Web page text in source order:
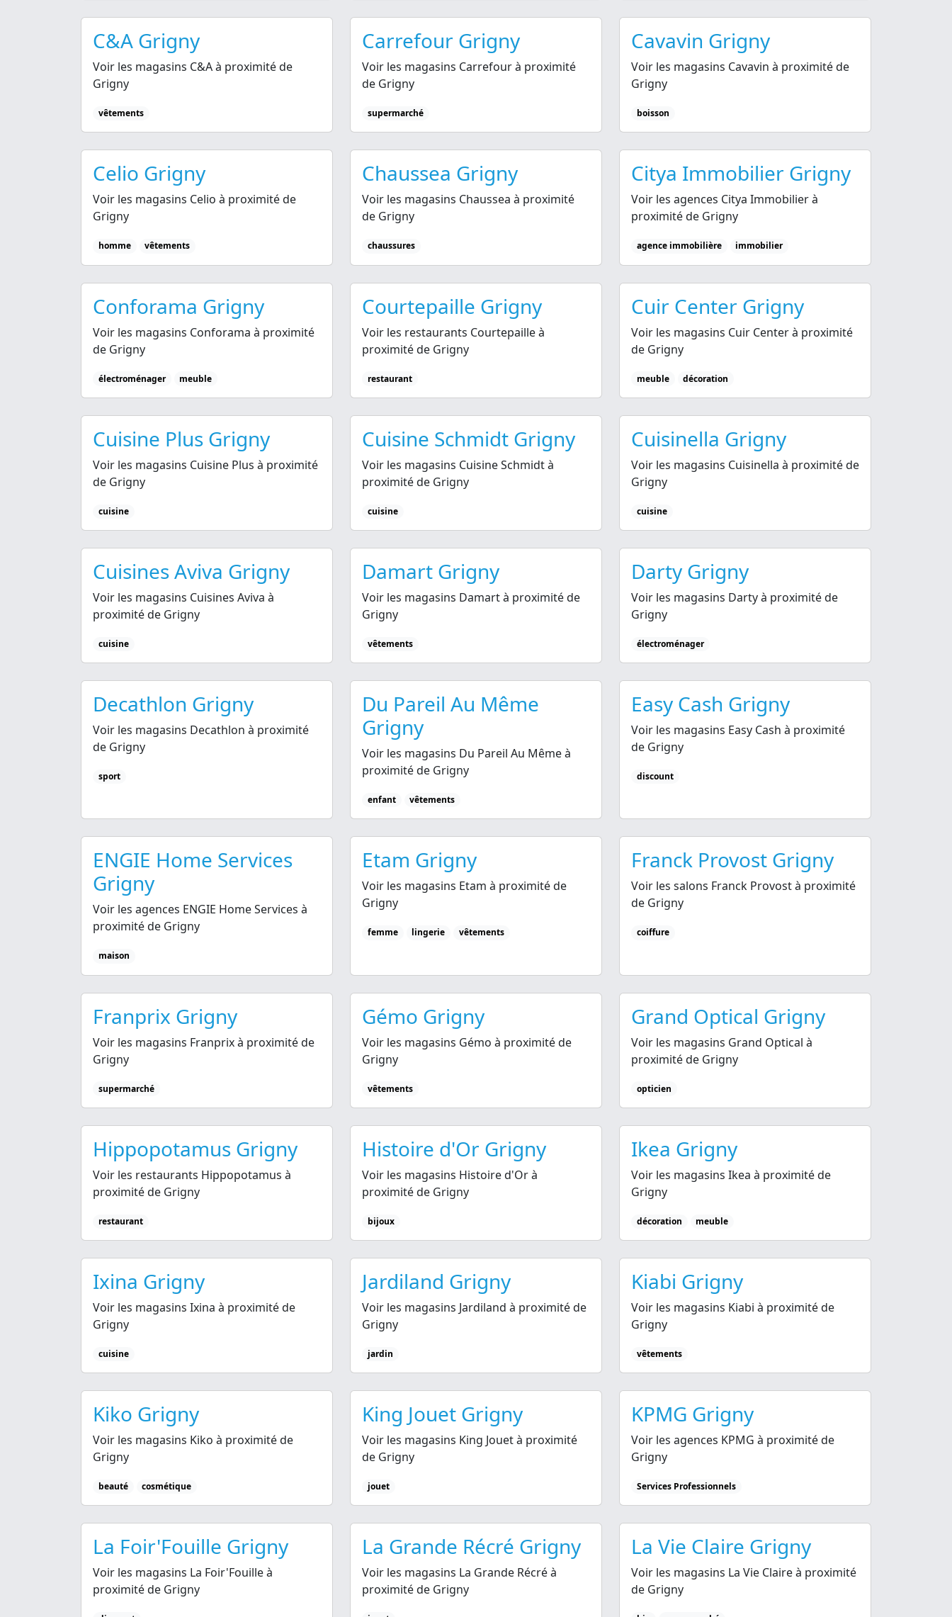
C&A Grigny
Voir les magasins C&A à proximité de
Grigny
vêtements
Carrefour Grigny
Voir les magasins Carrefour à proximité
de Grigny
supermarché
Cavavin Grigny
Voir les magasins Cavavin à proximité de
Grigny
boisson
Celio Grigny
Voir les magasins Celio à proximité de
Grigny
homme vêtements
Chaussea Grigny
Voir les magasins Chaussea à proximité
de Grigny
chaussures
Citya Immobilier Grigny
Voir les agences Citya Immobilier à
proximité de Grigny
agence immobilière immobilier
Conforama Grigny
Voir les magasins Conforama à proximité
de Grigny
électroménager meuble
Courtepaille Grigny
Voir les restaurants Courtepaille à
proximité de Grigny
restaurant
Cuir Center Grigny
Voir les magasins Cuir Center à proximité
de Grigny
meuble décoration
Cuisine Plus Grigny
Voir les magasins Cuisine Plus à proximité
de Grigny
cuisine
Cuisine Schmidt Grigny
Voir les magasins Cuisine Schmidt à
proximité de Grigny
cuisine
Cuisinella Grigny
Voir les magasins Cuisinella à proximité de
Grigny
cuisine
Cuisines Aviva Grigny
Voir les magasins Cuisines Aviva à
proximité de Grigny
cuisine
Damart Grigny
Voir les magasins Damart à proximité de
Grigny
vêtements
Darty Grigny
Voir les magasins Darty à proximité de
Grigny
électroménager
Decathlon Grigny
Voir les magasins Decathlon à proximité
de Grigny
sport
Du Pareil Au Même
Grigny
Voir les magasins Du Pareil Au Même à
proximité de Grigny
enfant vêtements
Easy Cash Grigny
Voir les magasins Easy Cash à proximité
de Grigny
discount
ENGIE Home Services
Grigny
Voir les agences ENGIE Home Services à
proximité de Grigny
maison
Etam Grigny
Voir les magasins Etam à proximité de
Grigny
femme lingerie vêtements
Franck Provost Grigny
Voir les salons Franck Provost à proximité
de Grigny
coiffure
Franprix Grigny
Voir les magasins Franprix à proximité de
Grigny
supermarché
Gémo Grigny
Voir les magasins Gémo à proximité de
Grigny
vêtements
Grand Optical Grigny
Voir les magasins Grand Optical à
proximité de Grigny
opticien
Hippopotamus Grigny
Voir les restaurants Hippopotamus à
proximité de Grigny
restaurant
Histoire d'Or Grigny
Voir les magasins Histoire d'Or à
proximité de Grigny
bijoux
Ikea Grigny
Voir les magasins Ikea à proximité de
Grigny
décoration meuble
Ixina Grigny
Voir les magasins Ixina à proximité de
Grigny
cuisine
Jardiland Grigny
Voir les magasins Jardiland à proximité de
Grigny
jardin
Kiabi Grigny
Voir les magasins Kiabi à proximité de
Grigny
vêtements
Kiko Grigny
Voir les magasins Kiko à proximité de
Grigny
beauté cosmétique
King Jouet Grigny
Voir les magasins King Jouet à proximité
de Grigny
jouet
KPMG Grigny
Voir les agences KPMG à proximité de
Grigny
Services Professionnels
La Foir'Fouille Grigny
Voir les magasins La Foir'Fouille à
proximité de Grigny
La Grande Récré Grigny
Voir les magasins La Grande Récré à
proximité de Grigny
La Vie Claire Grigny
Voir les magasins La Vie Claire à proximité
de Grigny